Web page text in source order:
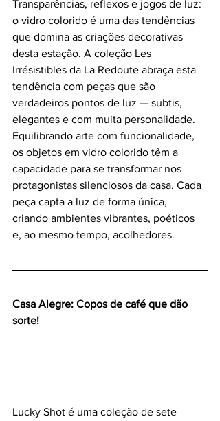
Transparências, reflexos e jogos de luz:
o vidro colorido é uma das tendências
que domina as criações decorativas
desta estação. A coleção Les
Irrésistibles da La Redoute abraça esta
tendência com peças que são
verdadeiros pontos de luz — subtis,
elegantes e com muita personalidade.
Equilibrando arte com funcionalidade,
os objetos em vidro colorido têm a
capacidade para se transformar nos
protagonistas silenciosos da casa. Cada
peça capta a luz de forma única,
criando ambientes vibrantes, poéticos
e, ao mesmo tempo, acolhedores.
Casa Alegre: Copos de café que dão
sorte!
Lucky Shot é uma coleção de sete